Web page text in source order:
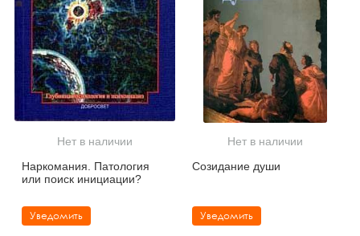
Нет в наличии
Наркомания. Патология
или поиск инициации?
Уведомить
Нет в наличии
Созидание души
Уведомить